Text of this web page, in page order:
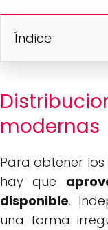
Índice
modernas
Para obtener
hay que
disponible.
una forma